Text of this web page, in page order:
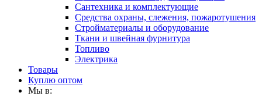
Сантехника и комплектующие
Средства охраны, слежения, пожаротушения
Стройматериалы и оборудование
Ткани и швейная фурнитура
Топливо
Электрика
Товары
Куплю оптом
Мы в: